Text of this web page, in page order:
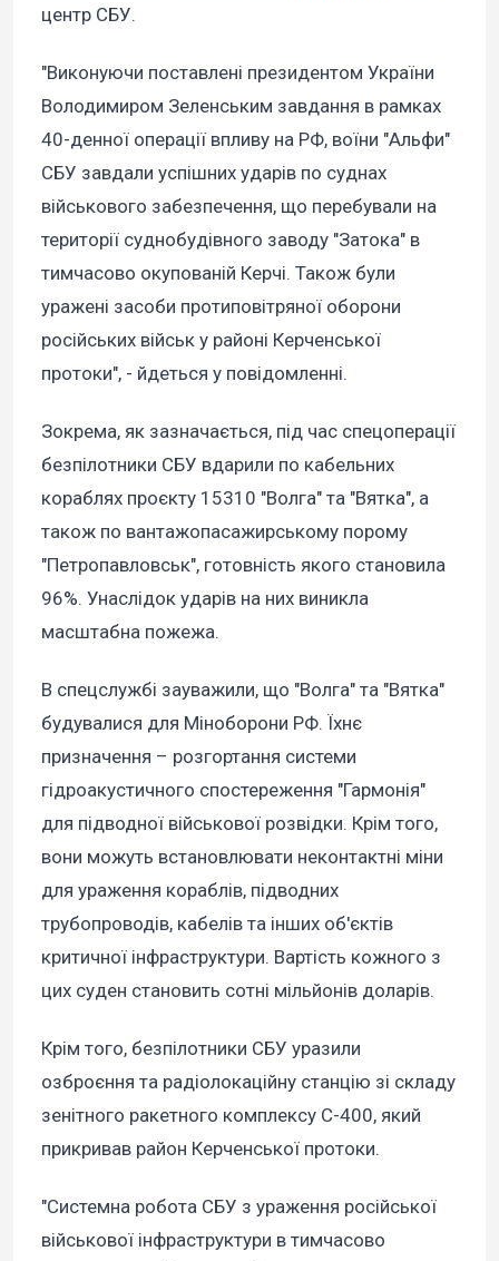
центр СБУ.
"Виконуючи поставлені президентом України
Володимиром Зеленським завдання в рамках
40-денної операції впливу на РФ, воїни "Альфи"
СБУ завдали успішних ударів по суднах
військового забезпечення, що перебували на
території суднобудівного заводу "Затока" в
тимчасово окупованій Керчі. Також були
уражені засоби протиповітряної оборони
російських військ у районі Керченської
протоки", - йдеться у повідомленні.
Зокрема, як зазначається, під час спецоперації
безпілотники СБУ вдарили по кабельних
кораблях проєкту 15310 "Волга" та "Вятка", а
також по вантажопасажирському порому
"Петропавловськ", готовність якого становила
96%. Унаслідок ударів на них виникла
масштабна пожежа.
В спецслужбі зауважили, що "Волга" та "Вятка"
будувалися для Міноборони РФ. Їхнє
призначення – розгортання системи
гідроакустичного спостереження "Гармонія"
для підводної військової розвідки. Крім того,
вони можуть встановлювати неконтактні міни
для ураження кораблів, підводних
трубопроводів, кабелів та інших об'єктів
критичної інфраструктури. Вартість кожного з
цих суден становить сотні мільйонів доларів.
Крім того, безпілотники СБУ уразили
озброєння та радіолокаційну станцію зі складу
зенітного ракетного комплексу С-400, який
прикривав район Керченської протоки.
"Системна робота СБУ з ураження російської
військової інфраструктури в тимчасово